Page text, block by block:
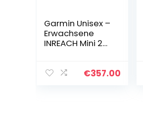
Garmin Unisex –
Erwachsene
INREACH Mini 2
Kommunikations
€357.00